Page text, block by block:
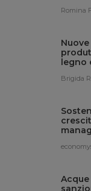
Romina
legno
Brigida